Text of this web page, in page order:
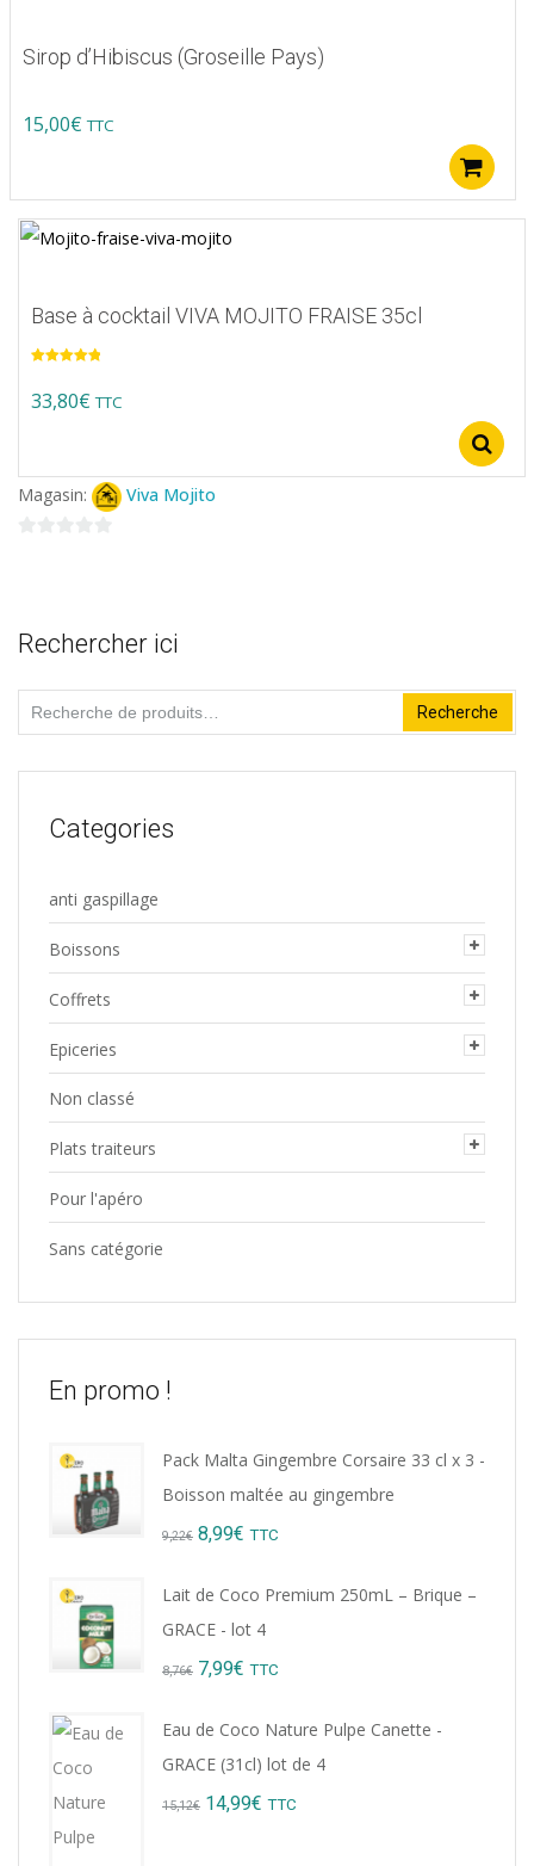
peuvent
la
page
produit
Sirop d’Hibiscus (Groseille Pays)
15,00€ TTC
Base à cocktail VIVA MOJITO FRAISE 35cl
33,80€ TTC
produit
a
options
être
produit
Magasin: Viva Mojito
Rechercher ici
Recherche
pour :
Recherche
Categories
anti gaspillage
Boissons
Coffrets
Epiceries
Non classé
Plats traiteurs
Pour l'apéro
Sans catégorie
En promo !
Pack Malta Gingembre Corsaire 33 cl x 3 -
Boisson maltée au gingembre
9,22€ Original
8,99€ Current
TTC
Lait de Coco Premium 250mL – Brique –
GRACE - lot 4
8,76€ Original
7,99€ Current
TTC
Eau de Coco Nature Pulpe Canette -
GRACE (31cl) lot de 4
15,12€ Original
14,99€ Current
TTC